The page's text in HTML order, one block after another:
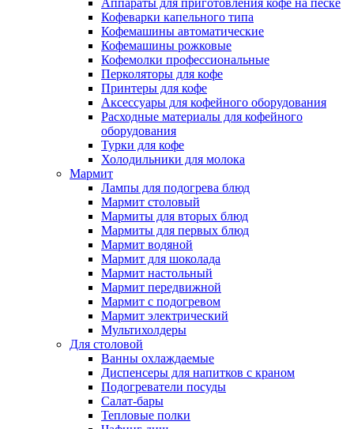
Аппараты для приготовления кофе на песке
Кофеварки капельного типа
Кофемашины автоматические
Кофемашины рожковые
Кофемолки профессиональные
Перколяторы для кофе
Принтеры для кофе
Аксессуары для кофейного оборудования
Расходные материалы для кофейного
оборудования
Турки для кофе
Холодильники для молока
Мармит
Лампы для подогрева блюд
Мармит столовый
Мармиты для вторых блюд
Мармиты для первых блюд
Мармит водяной
Мармит для шоколада
Мармит настольный
Мармит передвижной
Мармит с подогревом
Мармит электрический
Мультихолдеры
Для столовой
Ванны охлаждаемые
Диспенсеры для напитков с краном
Подогреватели посуды
Салат-бары
Тепловые полки